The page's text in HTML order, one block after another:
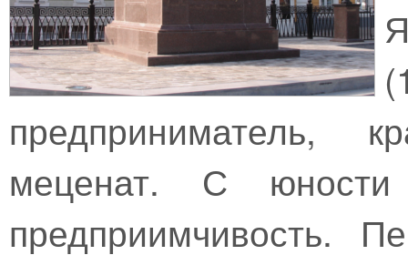
предприниматель,
меценат. С юности
предприимчивость.